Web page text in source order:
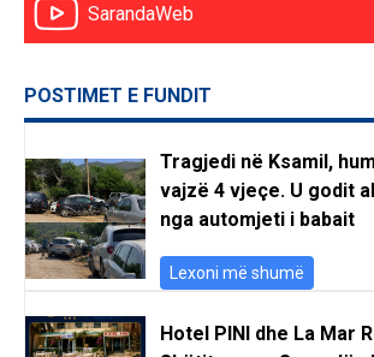
SarandaWeb
POSTIMET E FUNDIT
Tragjedi në Ksamil,
vajzë 4 vjeçe. U godit
nga automjeti i babait
Lexoni më shumë
Hotel PINI dhe La Mar